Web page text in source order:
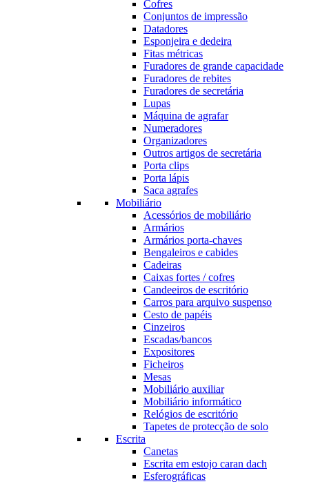
Cofres
Conjuntos de impressão
Datadores
Esponjeira e dedeira
Fitas métricas
Furadores de grande capacidade
Furadores de rebites
Furadores de secretária
Lupas
Máquina de agrafar
Numeradores
Organizadores
Outros artigos de secretária
Porta clips
Porta lápis
Saca agrafes
Mobiliário
Acessórios de mobiliário
Armários
Armários porta-chaves
Bengaleiros e cabides
Cadeiras
Caixas fortes / cofres
Candeeiros de escritório
Carros para arquivo suspenso
Cesto de papéis
Cinzeiros
Escadas/bancos
Expositores
Ficheiros
Mesas
Mobiliário auxiliar
Mobiliário informático
Relógios de escritório
Tapetes de protecção de solo
Escrita
Canetas
Escrita em estojo caran dach
Esferográficas